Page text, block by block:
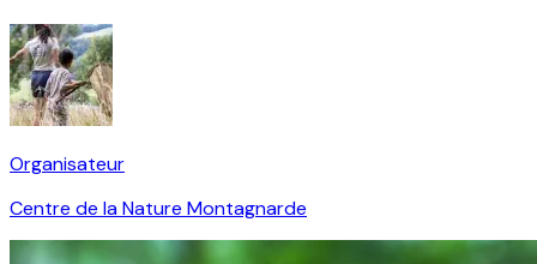
Organisateur
Centre de la Nature Montagnarde